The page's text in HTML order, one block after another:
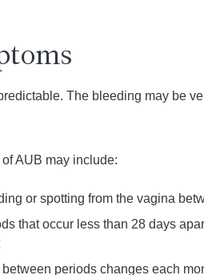
The bleeding may be
AUB may include:
or spotting from the vagina
that occur less than 28 days
between periods changes each